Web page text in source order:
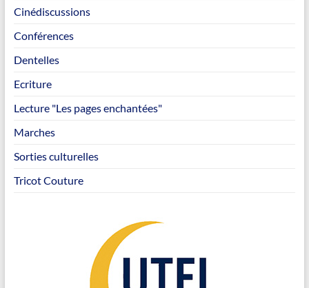
Cinédiscussions
Conférences
Dentelles
Ecriture
Lecture "Les pages enchantées"
Marches
Sorties culturelles
Tricot Couture